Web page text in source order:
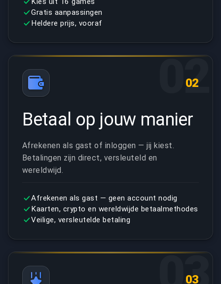
Gratis aanpassingen
Heldere prijs, vooraf
02
02
Betaal op jouw manier
Afrekenen als gast of inloggen — jij kiest.
Betalingen zijn direct, versleuteld en
wereldwijd.
Afrekenen als gast — geen account nodig
Kaarten, crypto en wereldwijde betaalmethodes
Veilige, versleutelde betaling
03